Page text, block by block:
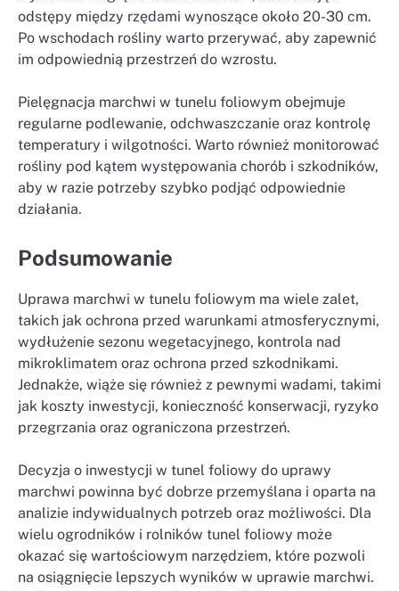
odstępy między rzędami wynoszące około 20-30 cm.
Po wschodach rośliny warto przerywać, aby zapewnić
im odpowiednią przestrzeń do wzrostu.
Pielęgnacja marchwi w tunelu foliowym obejmuje
regularne podlewanie, odchwaszczanie oraz kontrolę
temperatury i wilgotności. Warto również monitorować
rośliny pod kątem występowania chorób i szkodników,
aby w razie potrzeby szybko podjąć odpowiednie
działania.
Podsumowanie
Uprawa marchwi w tunelu foliowym ma wiele zalet,
takich jak ochrona przed warunkami atmosferycznymi,
wydłużenie sezonu wegetacyjnego, kontrola nad
mikroklimatem oraz ochrona przed szkodnikami.
Jednakże, wiąże się również z pewnymi wadami, takimi
jak koszty inwestycji, konieczność konserwacji, ryzyko
przegrzania oraz ograniczona przestrzeń.
Decyzja o inwestycji w tunel foliowy do uprawy
marchwi powinna być dobrze przemyślana i oparta na
analizie indywidualnych potrzeb oraz możliwości. Dla
wielu ogrodników i rolników tunel foliowy może
okazać się wartościowym narzędziem, które pozwoli
na osiągnięcie lepszych wyników w uprawie marchwi.